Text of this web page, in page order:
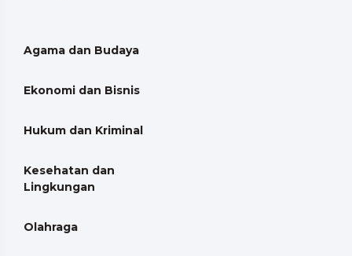
Agama dan Budaya
Ekonomi dan Bisnis
Hukum dan Kriminal
Kesehatan dan
Lingkungan
Olahraga